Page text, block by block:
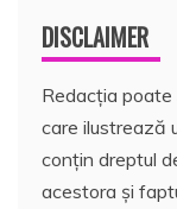
DISCLAIMER
Redacția
care ilustrează
conțin dreptul
acestora și